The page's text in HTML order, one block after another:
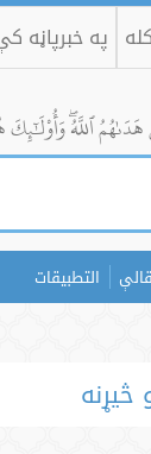
په خبرپاڼه
ٱللَّهُۖ وَأُوْلَٰٓئِكَ
التطبيقات
څیړنه